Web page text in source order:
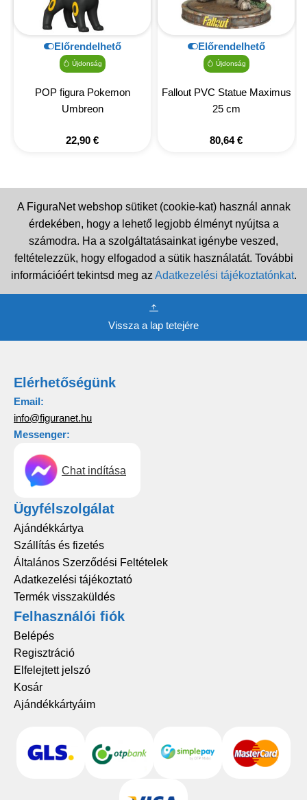
Előrendelhető
Újdonság
POP figura Pokemon
Umbreon
22,90 €
Előrendelhető
Újdonság
Fallout PVC Statue Maximus
25 cm
80,64€
A FiguraNet webshop sütiket (cookie-kat) használ annak
érdekében, hogy a lehető legjobb élményt nyújtsa a
számodra. Ha a szolgáltatásainkat igénybe veszed,
feltételezzük, hogy elfogadod a sütik használatát. További
információért tekintsd meg az Adatkezelési tájékoztatónkat.
Vissza a lap tetejére
Elérhetőségünk
Email:
info@figuranet.hu
Messenger:
Chat indítása
Ügyfélszolgálat
Ajándékkártya
Szállítás és fizetés
Általános Szerződési Feltételek
Adatkezelési tájékoztató
Termék visszaküldés
Felhasználói fiók
Belépés
Regisztráció
Elfelejtett jelszó
Kosár
Ajándékkártyáim